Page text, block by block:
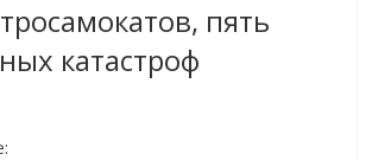
пять
катастроф